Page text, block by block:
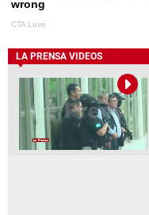
LA PRENSA VIDEOS